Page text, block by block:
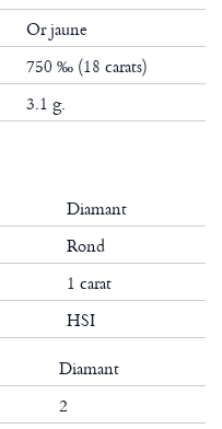
Or jaune
750 ‰ (18 carats)
3.1 g.
Diamant
Rond
1 carat
HSI
Diamant
2